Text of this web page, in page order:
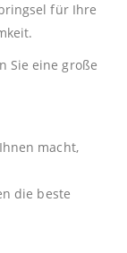
für Ihre
Sie eine große
macht,
die beste